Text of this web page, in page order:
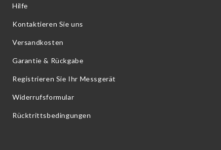
Hilfe
Kontaktieren Sie uns
Versandkosten
Garantie & Rückgabe
Registrieren Sie Ihr Messgerät
Widerrufsformular
Rücktrittsbedingungen